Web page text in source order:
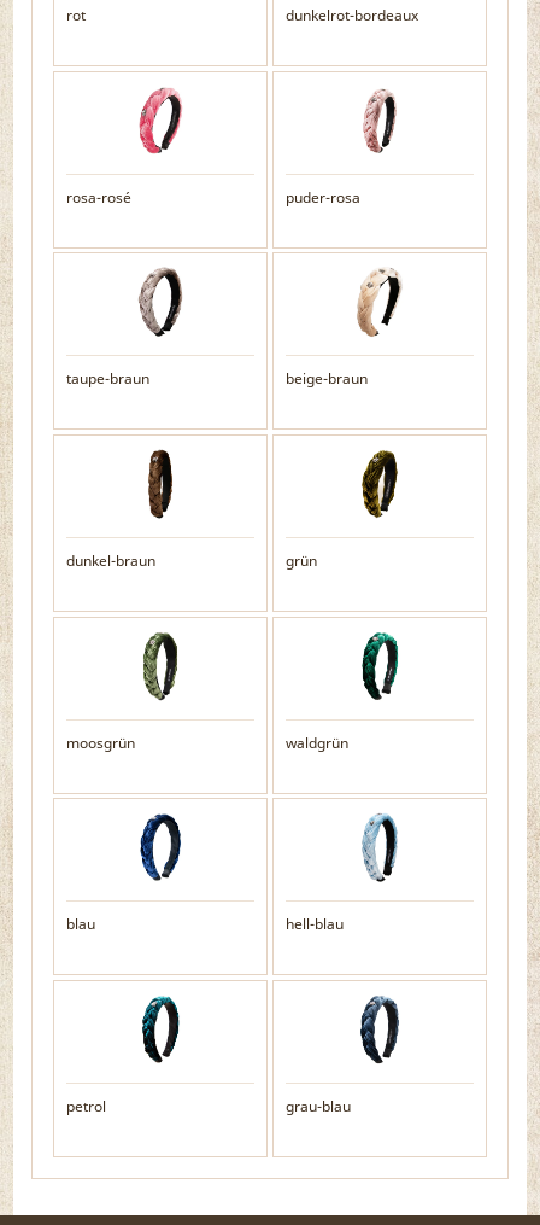
rot dunkelrot-bordeaux
rosa-rosé puder-rosa
taupe-braun beige-braun
dunkel-braun grün
moosgrün waldgrün
blau hell-blau
petrol grau-blau